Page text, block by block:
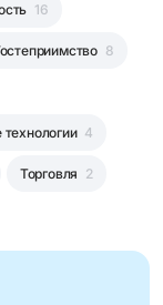
16
8
4
Торговля 2